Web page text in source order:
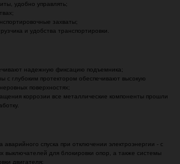
удобно управлять;
захваты;
и удобства транспортировки.
надежную фиксацию подъемника;
с глубоким протектором обеспечивают высокую
поверхностях;
коррозии все металлические компоненты прошли
аварийного спуска при отключении электроэнергии - с
выключателей для блокировки опор, а также системы
двигателя;